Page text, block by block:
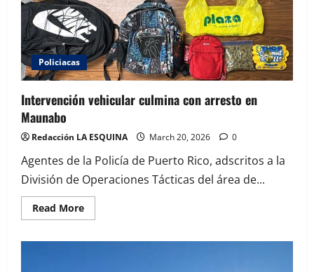
Policiacas
Intervención vehicular culmina con arresto en
Maunabo
Redacción LA ESQUINA March 20, 2026 0
Agentes de la Policía de Puerto Rico, adscritos a la
División de Operaciones Tácticas del área de...
Read MoreRead
more